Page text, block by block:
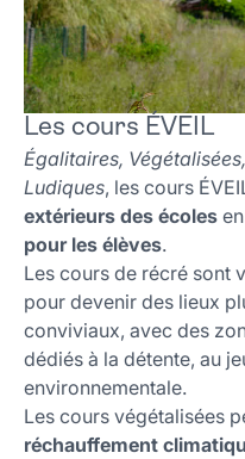
Les cours ÉVEIL
Égalitaires,
Ludiques, les cours
extérieurs des écoles
pour les élèves.
Les cours de récré sont
pour devenir des lieux
conviviaux, avec des
dédiés à la détente, au
environnementale.
Les cours végétalisées
réchauffement